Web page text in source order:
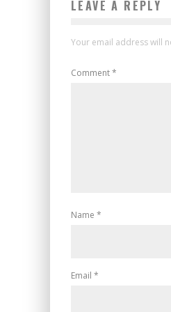
LEAVE A REPLY
Your email address will
Comment*
Name *
Email *